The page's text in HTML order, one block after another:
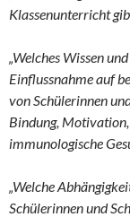
Klassenunterricht
„Welches Wissen
Einflussnahme auf
von Schülerinnen
Bindung,
immunologische
„Welche
Schülerinnen und